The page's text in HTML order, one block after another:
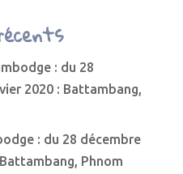
: du 28
2020 : Battambang,
: du 28 décembre
Phnom